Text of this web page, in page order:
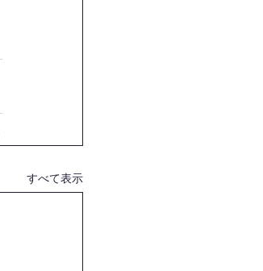
すべて表示